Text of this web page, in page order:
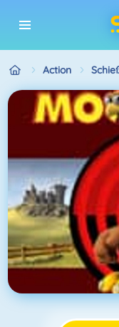
Action